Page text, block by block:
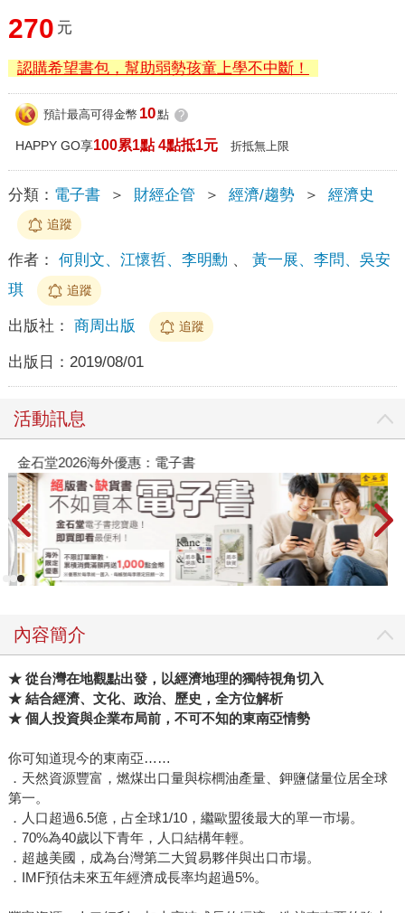
270 元
認購希望書包，幫助弱勢孩童上學不中斷！
預計最高可得金幣 10點 ?
HAPPY GO享100累1點 4點抵1元 折抵無上限
分類： 電子書 ＞ 財經企管 ＞ 經濟/趨勢 ＞ 經濟史
追蹤
作者： 何則文、江懷哲、李明勳 、 黃一展、李問、吳安
琪
追蹤
出版社： 商周出版 追蹤
出版日： 2019/08/01
活動訊息
金石堂2026海外優惠：電子書
內容簡介
★ 從台灣在地觀點出發，以經濟地理的獨特視角切入
★ 結合經濟、文化、政治、歷史，全方位解析
★ 個人投資與企業布局前，不可不知的東南亞情勢
你可知道現今的東南亞……
．天然資源豐富，燃煤出口量與棕櫚油產量、鉀鹽儲量位居全球
第一。
．人口超過6.5億，占全球1/10，繼歐盟後最大的單一市場。
．70%為40歲以下青年，人口結構年輕。
．超越美國，成為台灣第二大貿易夥伴與出口市場。
．IMF預估未來五年經濟成長率均超過5%。